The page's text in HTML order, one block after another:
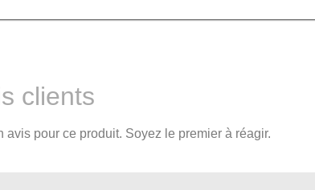
clients
avis pour ce produit. Soyez le premier à réagir.